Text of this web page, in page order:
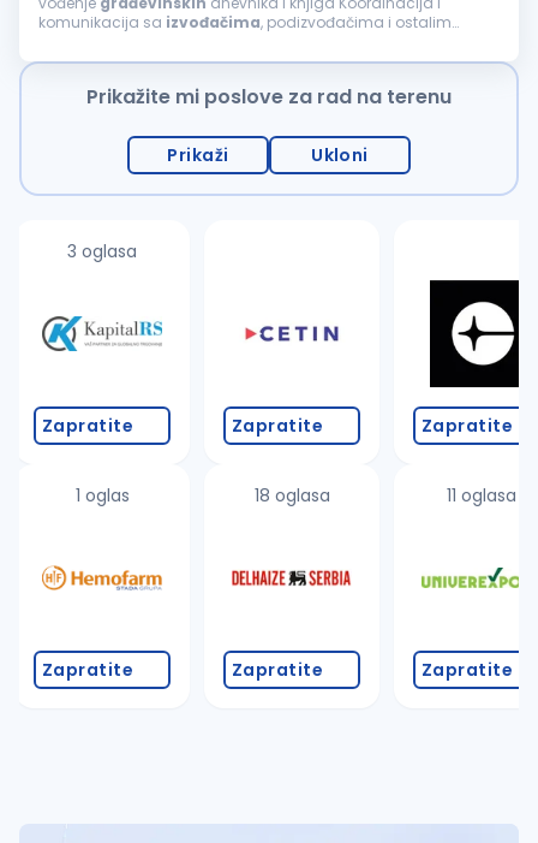
komunikacija sa izvođačima, podizvođačima i ostalim
bezbednosti i zaštite na radu na gradilištu...
Prikažite mi poslove za rad na terenu
Prikaži Ukloni
3 oglasa
Zapratite
1 oglas
Zapratite
Zapratite
18 oglasa
Zapratite
Zapratite
11 oglasa
Zapratite